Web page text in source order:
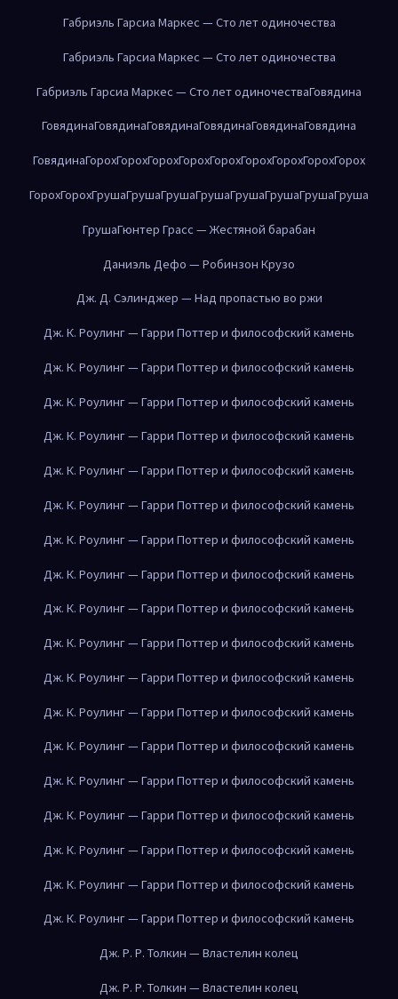
Габриэль Гарсиа Маркес — Сто лет одиночества
Габриэль Гарсиа Маркес — Сто лет одиночества
Габриэль Гарсиа Маркес — Сто лет одиночестваГовядина
ГовядинаГовядинаГовядинаГовядинаГовядинаГовядина
ГовядинаГорохГорохГорохГорохГорохГорохГорохГорохГорох
ГорохГорохГрушаГрушаГрушаГрушаГрушаГрушаГрушаГруша
ГрушаГюнтер Грасс — Жестяной барабан
Даниэль Дефо — Робинзон Крузо
Дж. Д. Сэлинджер — Над пропастью во ржи
Дж. К. Роулинг — Гарри Поттер и философский камень
Дж. К. Роулинг — Гарри Поттер и философский камень
Дж. К. Роулинг — Гарри Поттер и философский камень
Дж. К. Роулинг — Гарри Поттер и философский камень
Дж. К. Роулинг — Гарри Поттер и философский камень
Дж. К. Роулинг — Гарри Поттер и философский камень
Дж. К. Роулинг — Гарри Поттер и философский камень
Дж. К. Роулинг — Гарри Поттер и философский камень
Дж. К. Роулинг — Гарри Поттер и философский камень
Дж. К. Роулинг — Гарри Поттер и философский камень
Дж. К. Роулинг — Гарри Поттер и философский камень
Дж. К. Роулинг — Гарри Поттер и философский камень
Дж. К. Роулинг — Гарри Поттер и философский камень
Дж. К. Роулинг — Гарри Поттер и философский камень
Дж. К. Роулинг — Гарри Поттер и философский камень
Дж. К. Роулинг — Гарри Поттер и философский камень
Дж. К. Роулинг — Гарри Поттер и философский камень
Дж. К. Роулинг — Гарри Поттер и философский камень
Дж. Р. Р. Толкин — Властелин колец
Дж. Р. Р. Толкин — Властелин колец